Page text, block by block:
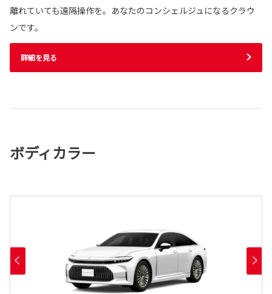
離れていても遠隔操作を。あなたのコンシェルジュになるクラウ
ンです。
詳細を見る
ボディカラー